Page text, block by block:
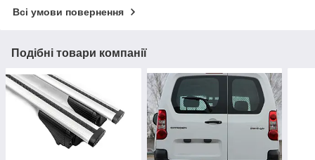
Всі умови повернення
Подібні товари компанії